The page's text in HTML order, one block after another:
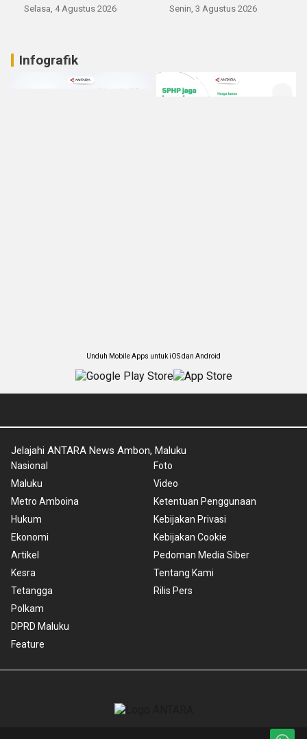
Selasa, 4 Agustus 2026 Senin, 3 Agustus 2026
Infografik
Unduh Mobile Apps untuk iOS dan Android
Jelajahi ANTARA News Ambon, Maluku
Nasional
Maluku
Metro Amboina
Hukum
Ekonomi
Artikel
Kesra
Tetangga
Polkam
DPRD Maluku
Feature
Foto
Video
Ketentuan Penggunaan
Kebijakan Privasi
Kebijakan Cookie
Pedoman Media Siber
Tentang Kami
Rilis Pers